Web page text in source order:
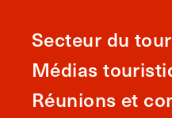
Secteur du
Médias
Réunions et